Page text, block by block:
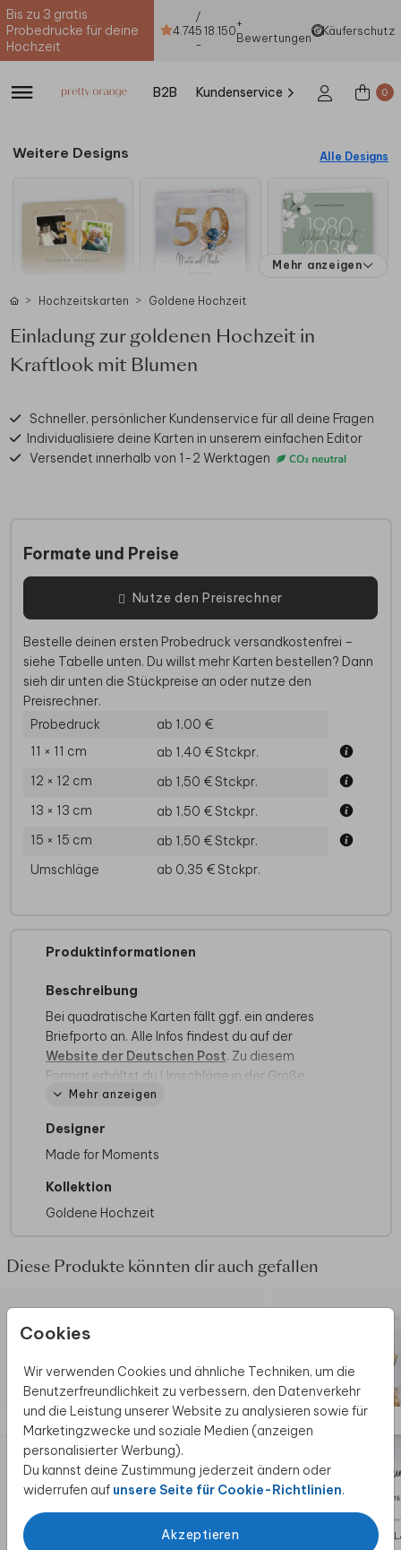
Bis zu 3 gratis
Probedrucke für deine
Hochzeit
4.74
/
5
-
18.150+
Bewertungen
Käuferschutz
B2B Kundenservice 0
Cookies
Wir verwenden Cookies und ähnliche Techniken, um die
Benutzerfreundlichkeit zu verbessern, den Datenverkehr
und die Leistung unserer Website zu analysieren sowie für
Marketingzwecke und soziale Medien (anzeigen
personalisierter Werbung).
Du kannst deine Zustimmung jederzeit ändern oder
widerrufen auf unsere Seite für Cookie-Richtlinien.
Akzeptieren
Weitere Designs Alle Designs
Mehr anzeigen
Hochzeitskarten Goldene Hochzeit
Einladung zur goldenen Hochzeit in
Kraftlook mit Blumen
Schneller, persönlicher Kundenservice für all deine Fragen
Individualisiere deine Karten in unserem einfachen Editor
Versendet innerhalb von 1-2 Werktagen
Formate und Preise
Nutze den Preisrechner
Bestelle deinen ersten Probedruck versandkostenfrei –
siehe Tabelle unten. Du willst mehr Karten bestellen? Dann
sieh dir unten die Stückpreise an oder nutze den
Preisrechner.
Probedruck
ab 1,00 €
11 × 11 cm
ab 1,40 €Stckpr.
12 × 12 cm
ab 1,50 €Stckpr.
13 × 13 cm
ab 1,50 €Stckpr.
15 × 15 cm
ab 1,50 €Stckpr.
Umschläge
ab 0,35 €Stckpr.
Produktinformationen
Beschreibung
Bei quadratische Karten fällt ggf. ein anderes
Briefporto an. Alle Infos findest du auf der
Website der Deutschen Post. Zu diesem
Format erhältst du Umschläge in der Größe
14x12,5 cm. Format ändern ist möglich.
Mehr anzeigen
Designer
Made for Moments
Kollektion
Goldene Hochzeit
Diese Produkte könnten dir auch gefallen